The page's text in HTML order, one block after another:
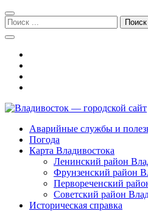
Перейти
к
навигации
Перейти
к
содержимому
Поиск:
Владивосток — городской сайт
Аварийные службы и
Погода
Карта Владивостока
Ленинский район
Фрунзенский район
Первореченский
Советский район
Историческая справка